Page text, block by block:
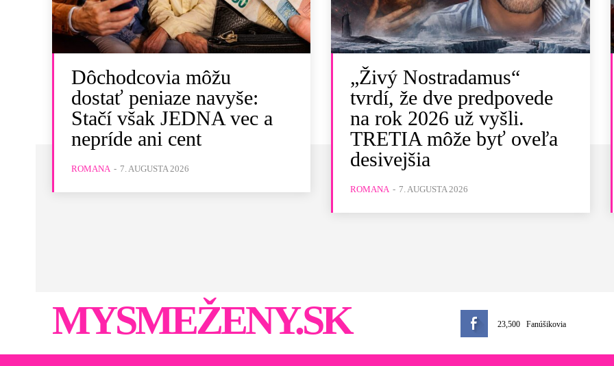
Dôchodcovia môžu
dostať peniaze navyše:
Stačí však JEDNA vec a
nepríde ani cent
ROMANA - 7. AUGUSTA 2026
„Živý Nostradamus“
tvrdí, že dve predpovede
na rok 2026 už vyšli.
TRETIA môže byť oveľa
desivejšia
ROMANA - 7. AUGUSTA 2026
MYSMEŽENY.SK 23,500 Fanúšikovia